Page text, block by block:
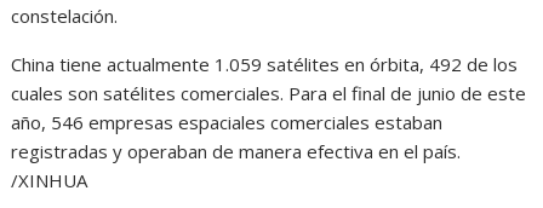
constelación.
China tiene actualmente 1.059 satélites en órbita, 492 de los
cuales son satélites comerciales. Para el final de junio de este
año, 546 empresas espaciales comerciales estaban
registradas y operaban de manera efectiva en el país.
/XINHUA